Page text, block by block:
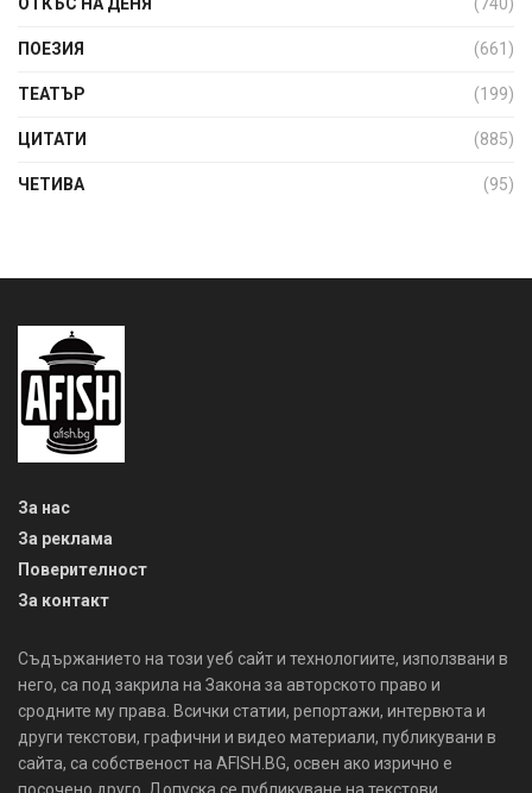
ПОЕЗИЯ (661)
ТЕАТЪР (199)
ЦИТАТИ (885)
ЧЕТИВА (95)
За нас
За реклама
Поверителност
За контакт
Съдържанието на този уеб сайт и технологиите, използвани в
него, са под закрила на Закона за авторското право и
сродните му права. Всички статии, репортажи, интервюта и
други текстови, графични и видео материали, публикувани в
сайта, са собственост на AFISH.BG, освен ако изрично е
посочено друго. Допуска се публикуване на текстови